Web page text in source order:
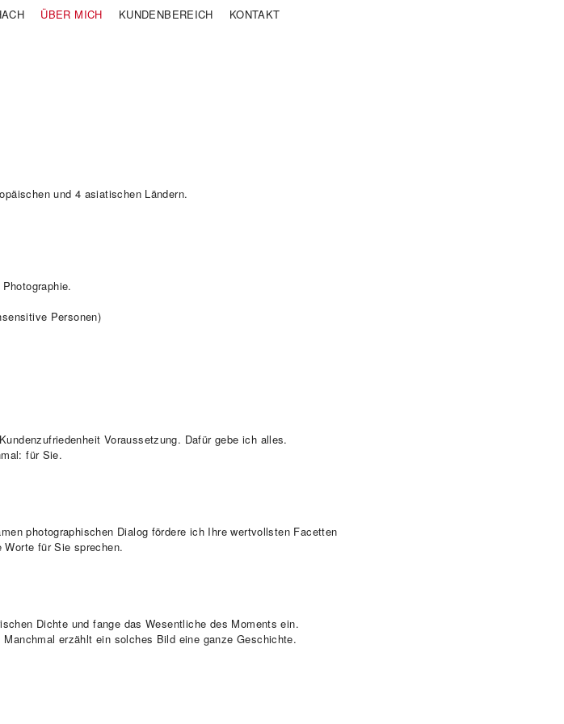
und 4 asiatischen Ländern.
Personen)
Voraussetzung. Dafür gebe ich alles.
für Sie.
photographischen Dialog fördere ich Ihre wertvollsten Facetten
Worte für Sie sprechen.
Dichte und fange das Wesentliche des Moments ein.
erzählt ein solches Bild eine ganze Geschichte.
ÜBER MICH KUNDENBEREICH
KONTAKT